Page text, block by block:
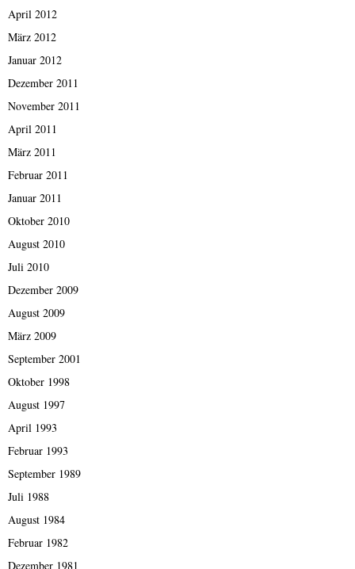
April 2012
März 2012
Januar 2012
Dezember 2011
November 2011
April 2011
März 2011
Februar 2011
Januar 2011
Oktober 2010
August 2010
Juli 2010
Dezember 2009
August 2009
März 2009
September 2001
Oktober 1998
August 1997
April 1993
Februar 1993
September 1989
Juli 1988
August 1984
Februar 1982
Dezember 1981